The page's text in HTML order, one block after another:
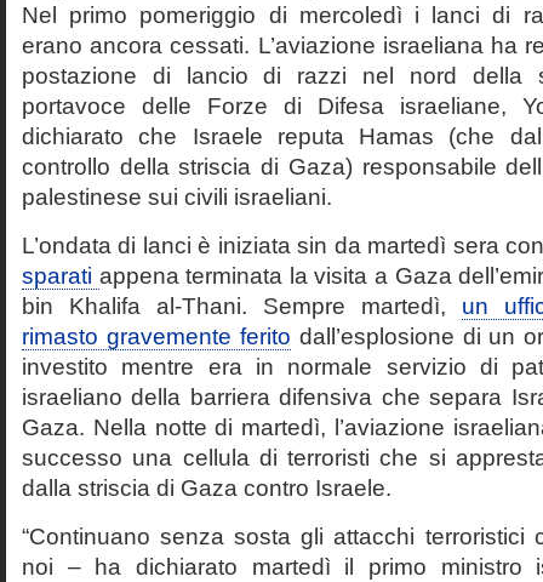
Nel primo pomeriggio di mercoledì i lanci di
erano ancora cessati. L’aviazione israeliana ha
postazione di lancio di razzi nel nord della
portavoce delle Forze di Difesa israeliane,
dichiarato che Israele reputa Hamas (che
controllo della striscia di Gaza) responsabile
palestinese sui civili israeliani.
L’ondata di lanci è iniziata sin da martedì sera
sparati appena terminata la visita a Gaza
bin Khalifa al-Thani. Sempre martedì, un
rimasto gravemente ferito dall’esplosione di un
investito mentre era in normale servizio di
israeliano della barriera difensiva che separa
Gaza. Nella notte di martedì, l’aviazione
successo una cellula di terroristi che si
dalla striscia di Gaza contro Israele.
“Continuano senza sosta gli attacchi terroristici
noi – ha dichiarato martedì il primo ministro